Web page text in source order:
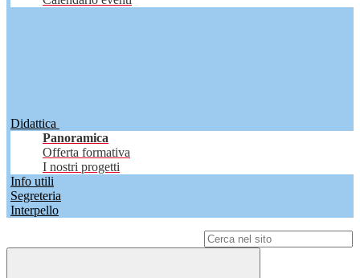
Didattica
Panoramica
Offerta formativa
I nostri progetti
Info utili
Segreteria
Interpello